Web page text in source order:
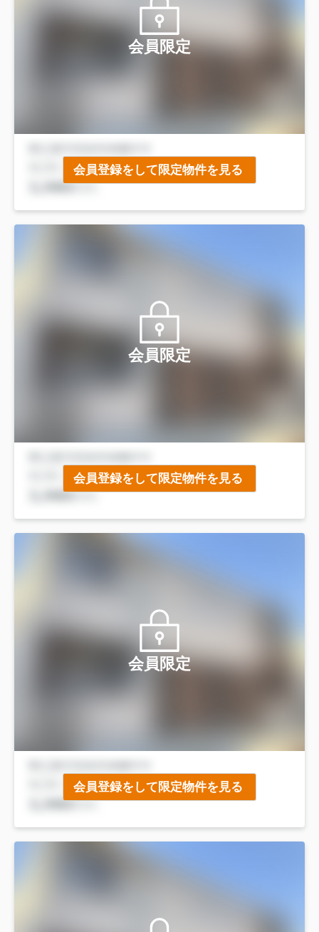
会員限定
会員登録をして限定物件を見る
会員限定
会員登録をして限定物件を見る
会員限定
会員登録をして限定物件を見る